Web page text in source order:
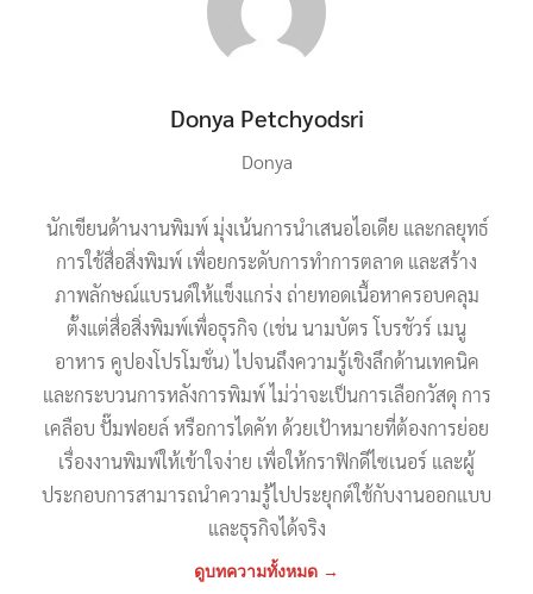
Donya Petchyodsri
Donya
นักเขียนด้านงานพิมพ์ มุ่งเน้นการนำเสนอไอเดีย และกลยุทธ์
การใช้สื่อสิ่งพิมพ์ เพื่อยกระดับการทำการตลาด และสร้าง
ภาพลักษณ์แบรนด์ให้แข็งแกร่ง ถ่ายทอดเนื้อหาครอบคลุม
ตั้งแต่สื่อสิ่งพิมพ์เพื่อธุรกิจ (เช่น นามบัตร โบรชัวร์ เมนู
อาหาร คูปองโปรโมชั่น) ไปจนถึงความรู้เชิงลึกด้านเทคนิค
และกระบวนการหลังการพิมพ์ ไม่ว่าจะเป็นการเลือกวัสดุ การ
เคลือบ ปั๊มฟอยล์ หรือการไดคัท ด้วยเป้าหมายที่ต้องการย่อย
เรื่องงานพิมพ์ให้เข้าใจง่าย เพื่อให้กราฟิกดีไซเนอร์ และผู้
ประกอบการสามารถนำความรู้ไปประยุกต์ใช้กับงานออกแบบ
และธุรกิจได้จริง
ดูบทความทั้งหมด →